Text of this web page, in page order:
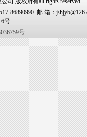
司 版权所有all rights reserved.
86890990 邮 箱：
号
号